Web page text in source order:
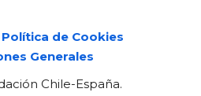
Política de Cookies
Generales
Chile-España.